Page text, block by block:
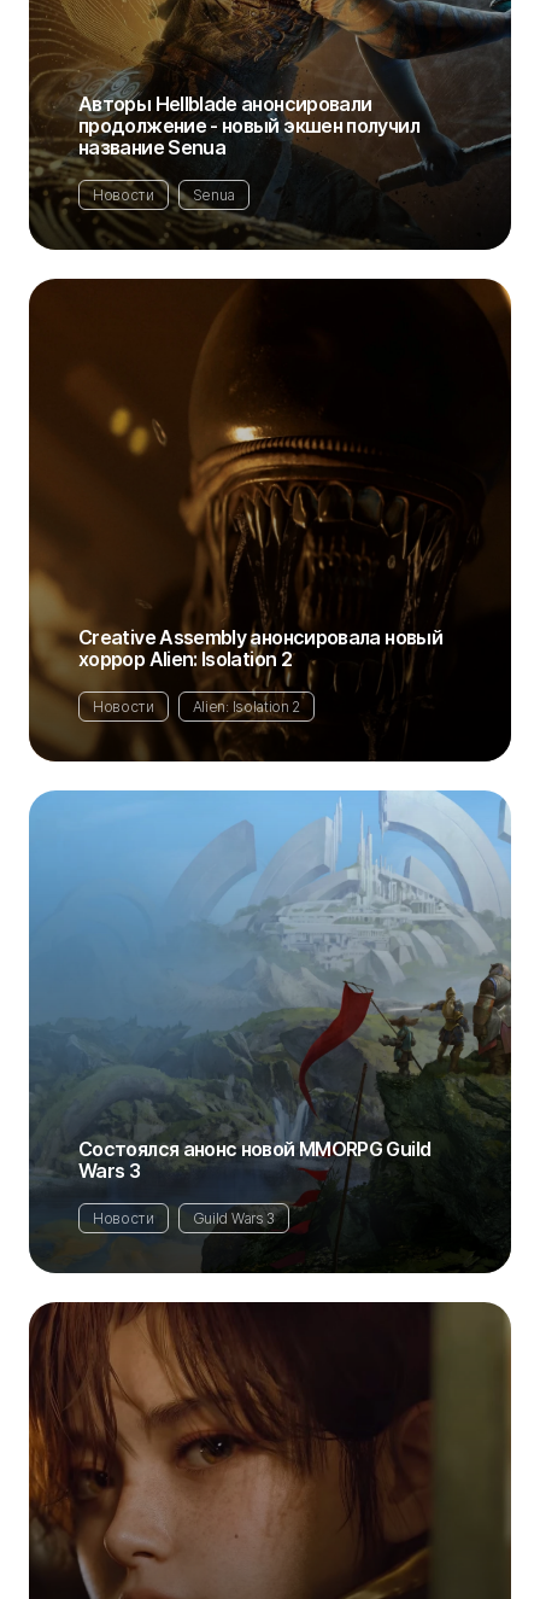
Авторы Hellblade анонсировали
продолжение - новый экшен получил
название Senua
Новости Senua
Creative Assembly анонсировала новый
хоррор Alien: Isolation 2
Новости Alien: Isolation 2
Состоялся анонс новой MMORPG Guild
Wars 3
Новости Guild Wars 3